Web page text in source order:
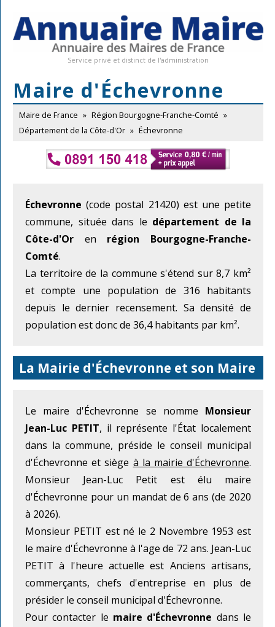
Service privé et distinct de l'administration
Maire d'Échevronne
Maire de France » Région Bourgogne-Franche-Comté »
Département de la Côte-d'Or » Échevronne
Échevronne (code postal 21420) est une petite
commune, située dans le département de la
Côte-d'Or en région Bourgogne-Franche-
Comté.
La territoire de la commune s'étend sur 8,7 km²
et compte une population de 316 habitants
depuis le dernier recensement. Sa densité de
population est donc de 36,4 habitants par km².
La Mairie d'Échevronne et son Maire
Le maire d'Échevronne se nomme Monsieur
Jean-Luc PETIT, il représente l'État localement
dans la commune, préside le conseil municipal
d'Échevronne et siège à la mairie d'Échevronne.
Monsieur Jean-Luc Petit est élu maire
d'Échevronne pour un mandat de 6 ans (de 2020
à 2026).
Monsieur PETIT est né le 2 Novembre 1953 est
le maire d'Échevronne à l'age de 72 ans. Jean-Luc
PETIT à l'heure actuelle est Anciens artisans,
commerçants, chefs d'entreprise en plus de
présider le conseil municipal d'Échevronne.
Pour contacter le maire d'Échevronne dans le